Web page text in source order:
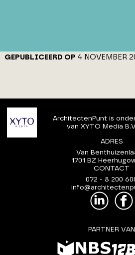
GEPUBLICEERD OP 4 NOVEMBER
ArchitectenPunt is
van XYTO Media
ADRES
Van
1701 BZ
CONTACT
072 - 8 200
PARTNER VAN